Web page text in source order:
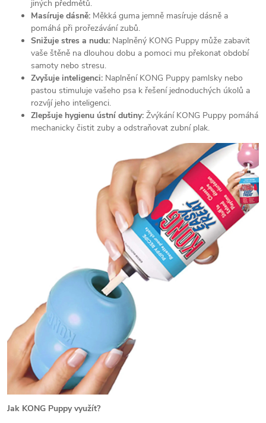
jiných předmětů.
Masíruje dásně: Měkká guma jemně masíruje dásně a
pomáhá při prořezávání zubů.
Snižuje stres a nudu: Naplněný KONG Puppy může zabavit
vaše štěně na dlouhou dobu a pomoci mu překonat období
samoty nebo stresu.
Zvyšuje inteligenci: Naplnění KONG Puppy pamlsky nebo
pastou stimuluje vašeho psa k řešení jednoduchých úkolů a
rozvíjí jeho inteligenci.
Zlepšuje hygienu ústní dutiny: Žvýkání KONG Puppy pomáhá
mechanicky čistit zuby a odstraňovat zubní plak.
Jak KONG Puppy využít?